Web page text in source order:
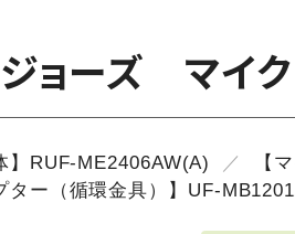
ョーズ マイ
】RUF-ME2406AW(A)
【
ター（循環金具）】UF-